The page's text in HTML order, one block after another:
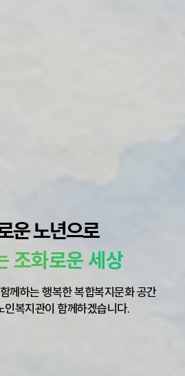
운 노년으로
조화로운 세상
께하는 행복한 복합복지문화 공간
인복지관이 함께하겠습니다.